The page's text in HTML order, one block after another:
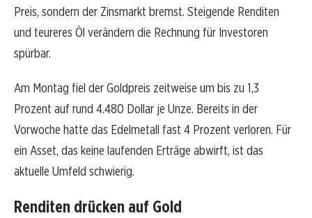
Preis, sondern der Zinsmarkt bremst. Steigende Renditen
und teureres Öl verändern die Rechnung für Investoren
spürbar.
Am Montag fiel der Goldpreis zeitweise um bis zu 1,3
Prozent auf rund 4.480 Dollar je Unze. Bereits in der
Vorwoche hatte das Edelmetall fast 4 Prozent verloren. Für
ein Asset, das keine laufenden Erträge abwirft, ist das
aktuelle Umfeld schwierig.
Renditen drücken auf Gold